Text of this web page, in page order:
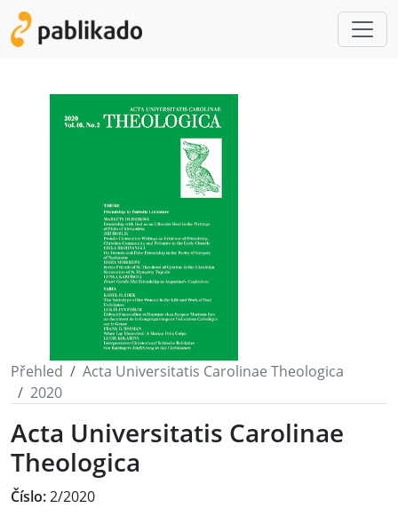
Přehled
Acta Universitatis Carolinae Theologica
2020
Acta Universitatis Carolinae
Theologica
Číslo:2/2020